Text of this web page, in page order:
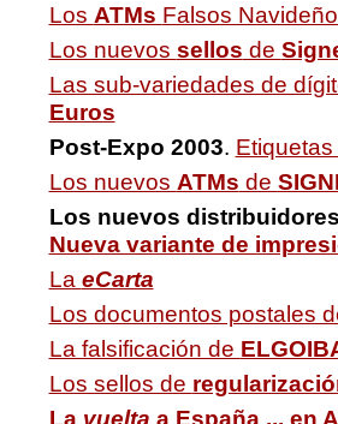
Los ATMs Falsos
Los nuevos sellos de
Las sub-variedades de
Euros
Post-Expo 2003.
Los nuevos ATMs de
Los nuevos
Nueva variante de
La eCarta
Los documentos postales
La falsificación de
Los sellos de
La vuelta a España ... en